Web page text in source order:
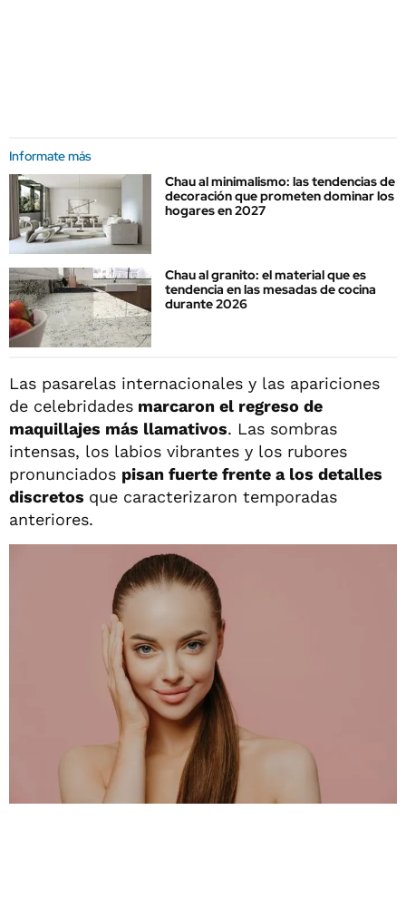
Informate más
Chau al minimalismo: las tendencias de
decoración que prometen dominar los
hogares en 2027
Chau al granito: el material que es
tendencia en las mesadas de cocina
durante 2026
Las pasarelas internacionales y las apariciones
de celebridades marcaron el regreso de
maquillajes más llamativos. Las sombras
intensas, los labios vibrantes y los rubores
pronunciados pisan fuerte frente a los detalles
discretos que caracterizaron temporadas
anteriores.